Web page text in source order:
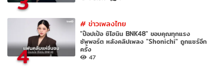
4
#ข่าวเพลงไทย
"ป๊อปเป้อ ชิไฮนิน BNK48" ขอบคุณทุกแรง
ซัพพอร์ต หลังคลิปเพลง "Shonichi" ถูกแชร์อีก
ครั้ง
47